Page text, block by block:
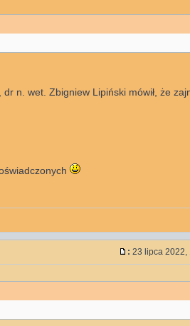
n. wet. Zbigniew Lipiński mówił, że
: 23 lipca 2022,